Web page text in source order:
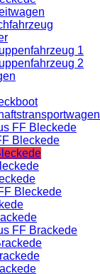
1
2
FF Bleckede
Bleckede
Bleckede
FF Brackede